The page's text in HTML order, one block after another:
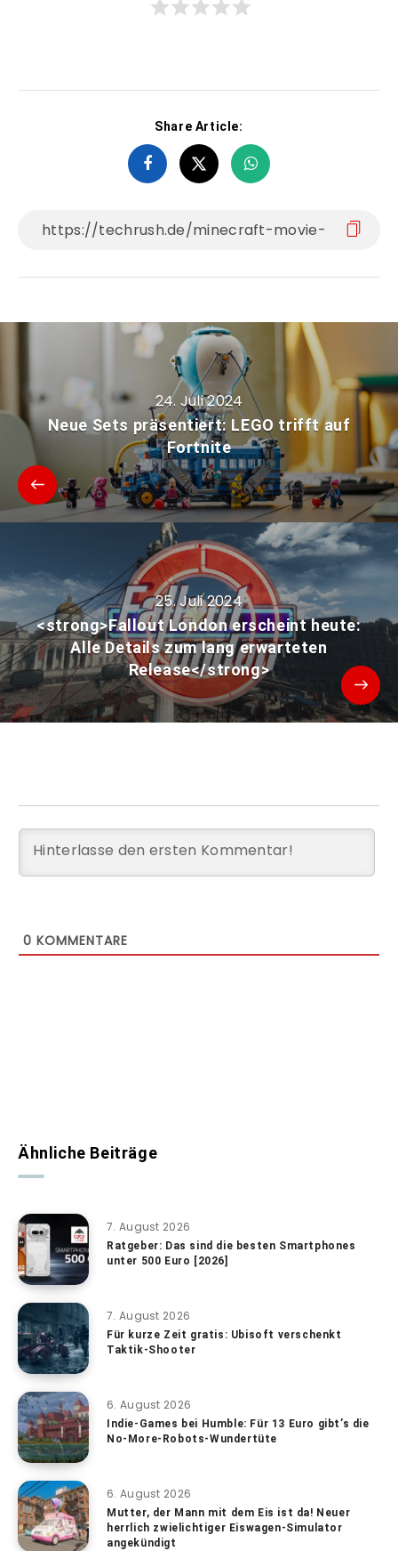
Share Article:
24. Juli 2024
Neue Sets präsentiert: LEGO trifft auf
Fortnite
25. Juli 2024
<strong>Fallout London erscheint heute:
Alle Details zum lang erwarteten
Release</strong>
0 KOMMENTARE
Ähnliche Beiträge
7. August 2026
Ratgeber: Das sind die besten Smartphones
unter 500 Euro [2026]
7. August 2026
Für kurze Zeit gratis: Ubisoft verschenkt
Taktik-Shooter
6. August 2026
Indie-Games bei Humble: Für 13 Euro gibt’s die
No-More-Robots-Wundertüte
6. August 2026
Mutter, der Mann mit dem Eis ist da! Neuer
herrlich zwielichtiger Eiswagen-Simulator
angekündigt